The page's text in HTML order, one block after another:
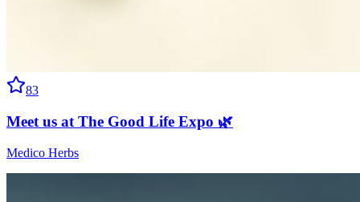
83
Meet us at The Good Life Expo 🌿
Medico Herbs